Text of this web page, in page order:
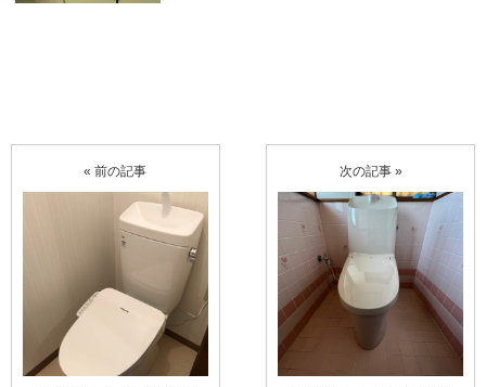
« 前の記事 次の記事 »